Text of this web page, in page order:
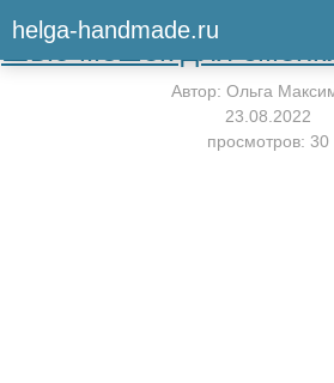
helga-handmade.ru
Вернуться к
Шью мешок для
Автор: Ольга
23.08.2022
просмотров: 30